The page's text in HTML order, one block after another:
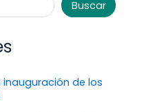
Buscar
inauguración de los